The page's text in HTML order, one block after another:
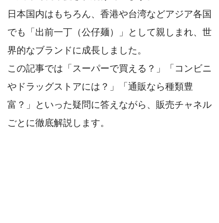
日本国内はもちろん、香港や台湾などアジア各国
でも「出前一丁（公仔麺）」として親しまれ、世
界的なブランドに成長しました。
この記事では「スーパーで買える？」「コンビニ
やドラッグストアには？」「通販なら種類豊
富？」といった疑問に答えながら、販売チャネル
ごとに徹底解説します。